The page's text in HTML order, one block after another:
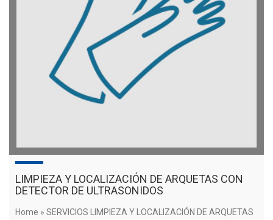
LIMPIEZA Y LOCALIZACIÓN DE ARQUETAS CON
DETECTOR DE ULTRASONIDOS
Home » SERVICIOS LIMPIEZA Y LOCALIZACIÓN DE ARQUETAS